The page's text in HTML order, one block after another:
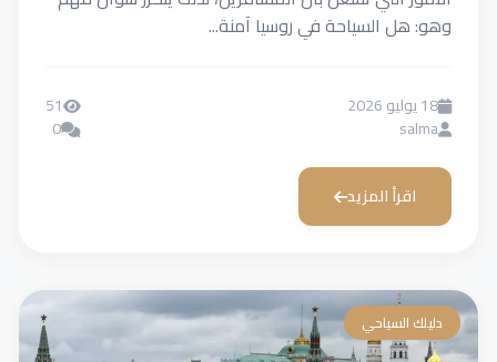
وهو: هل السياحة في روسيا آمنة...
18 يوليو 2026
salma
51
0
اقرأ المزيد
دليلك السياحي